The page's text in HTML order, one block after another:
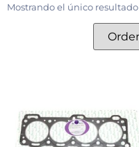
Mostrando el único resultado